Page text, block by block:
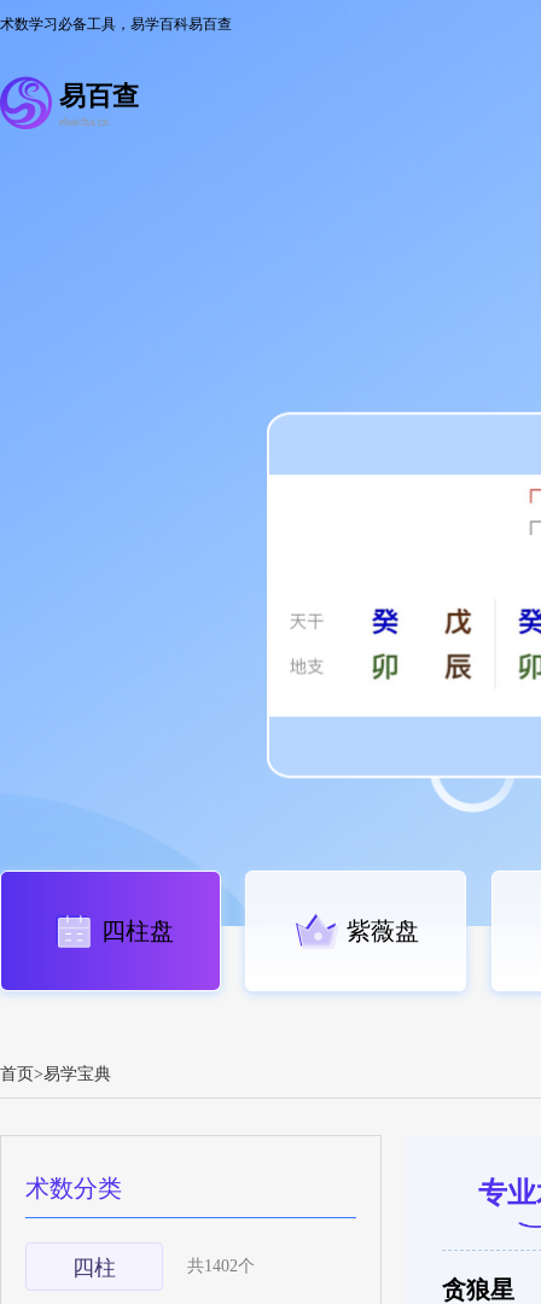
术数学习必备工具，易学百科易百查
易百查
ebaicha.cn
四柱盘 紫薇盘
首页>易学宝典
术数分类
四柱 共1402个
专
贪狼星